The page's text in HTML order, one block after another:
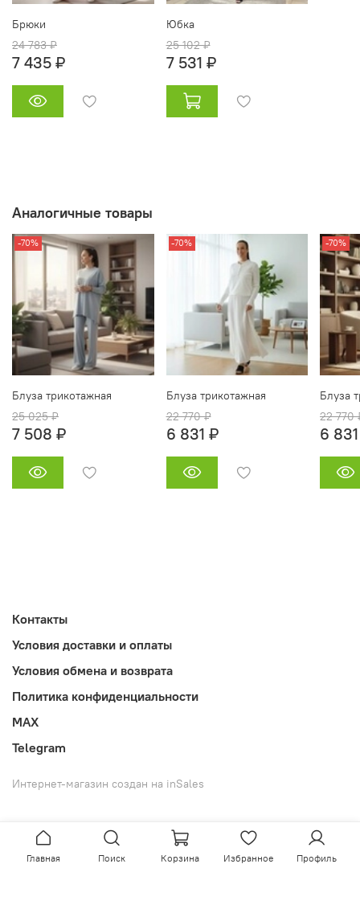
Брюки
24 783 ₽
7 435 ₽
Юбка
25 102 ₽
7 531 ₽
Аналогичные товары
-70%
Блуза трикотажная
25 025 ₽
7 508 ₽
-70%
Блуза трикотажная
22 770 ₽
6 831 ₽
-70%
Блуза
22 770
6
Контакты
Условия доставки и оплаты
Условия обмена и возврата
Политика конфиденциальности
MAX
Telegram
Интернет-магазин создан на inSales
Главная Поиск Корзина Избранное Профиль